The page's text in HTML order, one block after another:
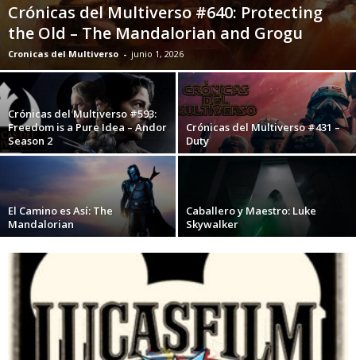
Crónicas del Multiverso #640: Protecting
the Old – The Mandalorian and Grogu
Cronicas del Multiverso - junio 1, 2026
Crónicas del Multiverso #593:
Freedom is a Pure Idea – Andor
Season 2
Crónicas del Multiverso #431 –
Duty
El Camino es Así: The
Mandalorian
Caballero y Maestro: Luke
Skywalker